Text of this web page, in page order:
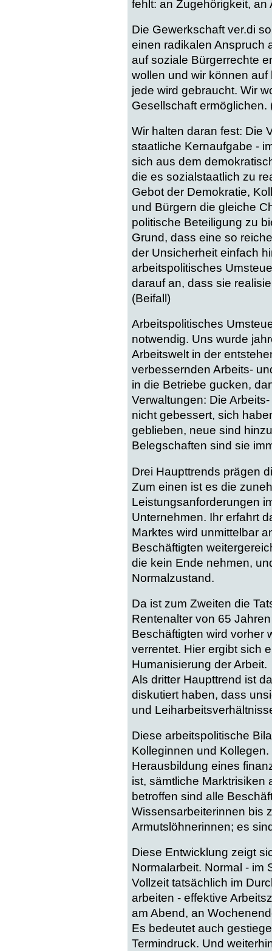
fehlt: an Zugehörigkeit,
Die Gewerkschaft ver.di
einen radikalen Anspruch
auf soziale Bürgerrechte
wollen und wir können
jede wird gebraucht. Wir
Gesellschaft ermöglichen.
Wir halten daran fest: Die
staatliche Kernaufgabe -
sich aus dem
die es sozialstaatlich zu
Gebot der Demokratie,
und Bürgern die gleiche
politische Beteiligung zu
Grund, dass eine so
der Unsicherheit einfach
arbeitspolitisches
darauf an, dass sie
(Beifall)
Arbeitspolitisches
notwendig. Uns wurde
Arbeitswelt in der
verbessernden Arbeits-
in die Betriebe gucken,
Verwaltungen: Die
nicht gebessert, sich
geblieben, neue sind
Belegschaften sind sie
Drei Haupttrends prägen
Zum einen ist es die
Leistungsanforderungen
Unternehmen. Ihr erfahrt
Marktes wird unmittelbar
Beschäftigten
die kein Ende nehmen,
Normalzustand.
Da ist zum Zweiten die
Rentenalter von 65
Beschäftigten wird vorher
verrentet. Hier ergibt sich
Humanisierung der Arbeit.
Als dritter Haupttrend ist
diskutiert haben, dass
und
Diese arbeitspolitische
Kolleginnen und
Herausbildung eines
ist, sämtliche
betroffen sind alle
Wissensarbeiterinnen bis
Armutslöhnerinnen; es
Diese Entwicklung zeigt
Normalarbeit. Normal - im
Vollzeit tatsächlich im
arbeiten - effektive
am Abend, an
Es bedeutet auch
Termindruck. Und